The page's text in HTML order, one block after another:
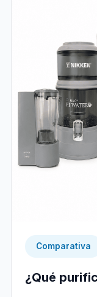
Comparativa
¿Qué